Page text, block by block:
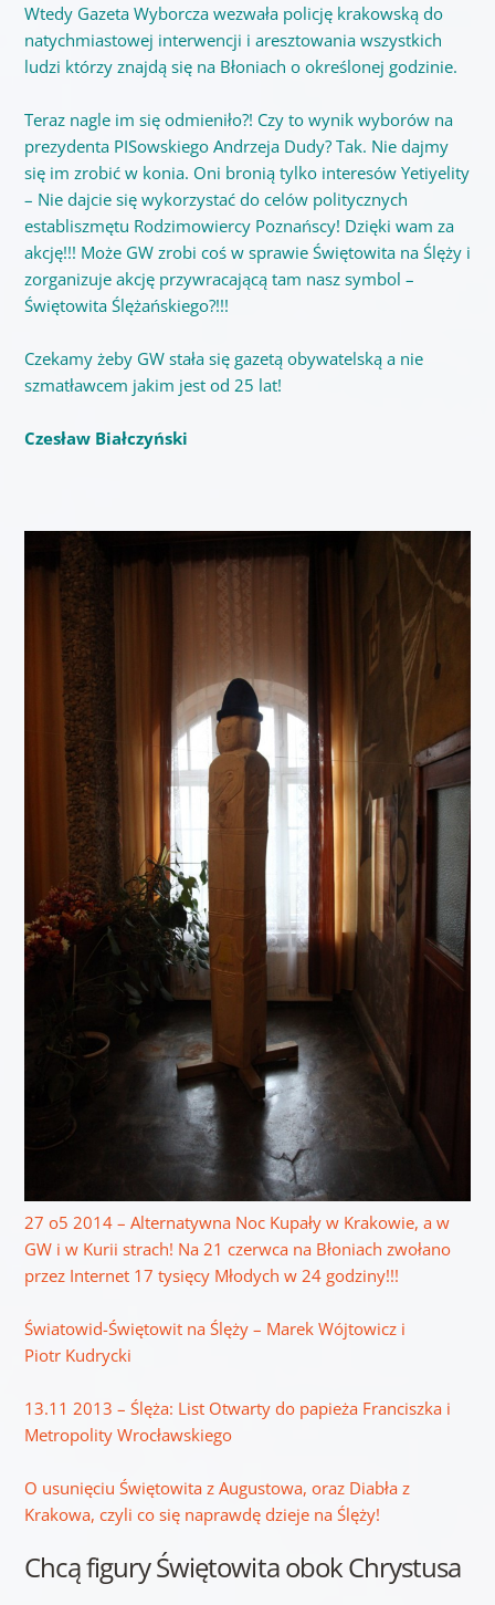
Wtedy Gazeta Wyborcza wezwała policję krakowską do
natychmiastowej interwencji i aresztowania wszystkich
ludzi którzy znajdą się na Błoniach o określonej godzinie.
Teraz nagle im się odmieniło?! Czy to wynik wyborów na
prezydenta PISowskiego Andrzeja Dudy? Tak. Nie dajmy
się im zrobić w konia. Oni bronią tylko interesów Yetiyelity
– Nie dajcie się wykorzystać do celów politycznych
establiszmętu Rodzimowiercy Poznańscy! Dzięki wam za
akcję!!! Może GW zrobi coś w sprawie Świętowita na Ślęży i
zorganizuje akcję przywracającą tam nasz symbol –
Świętowita Ślężańskiego?!!!
Czekamy żeby GW stała się gazetą obywatelską a nie
szmatławcem jakim jest od 25 lat!
Czesław Białczyński
27 o5 2014 – Alternatywna Noc Kupały w Krakowie, a w
GW i w Kurii strach! Na 21 czerwca na Błoniach zwołano
przez Internet 17 tysięcy Młodych w 24 godziny!!!
Światowid-Świętowit na Ślęży – Marek Wójtowicz i
Piotr Kudrycki
13.11 2013 – Ślęża: List Otwarty do papieża Franciszka i
Metropolity Wrocławskiego
O usunięciu Świętowita z Augustowa, oraz Diabła z
Krakowa, czyli co się naprawdę dzieje na Ślęży!
Chcą figury Świętowita obok Chrystusa